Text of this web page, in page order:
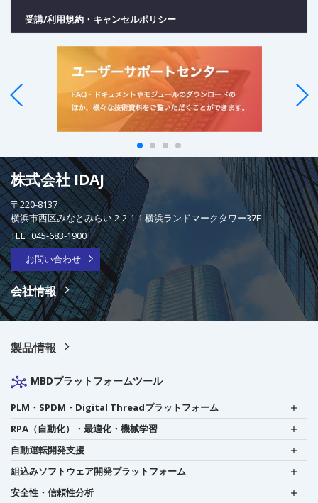
受講/利用規約・キャンセルポリシー
株式会社 IDAJ
〒220-8137
横浜市西区みなとみらい 2-2-1-1 横浜ランドマークタワー37F
TEL :045-683-1900
お問い合わせ
会社情報
製品情報
MBDプラットフォームツール
PLM・SPDM・Digital Threadプラットフォーム
RPA（自動化）・最適化・機械学習
自動運転開発支援
組込みソフトウェア開発プラットフォーム
安全性・信頼性分析